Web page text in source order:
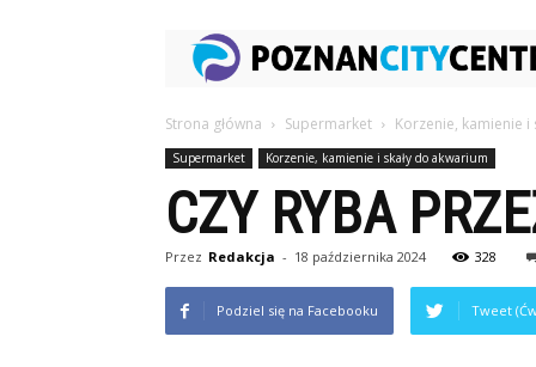
Strona główna Supermarket Korzenie, kamienie i
Supermarket Korzenie, kamienie i skały do akwarium
CZY RYBA
Przez Redakcja - 18 października 2024 328
Podziel się na Facebooku Tweet